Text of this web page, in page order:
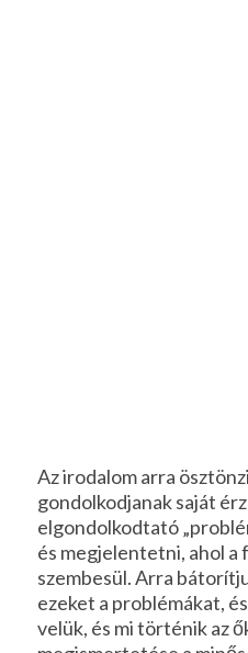
Az irodalom arra
gondolkodjanak saját
elgondolkodtató
és megjelentetni, ahol a
szembesül. Arra
ezeket a problémákat,
velük, és mi történik az